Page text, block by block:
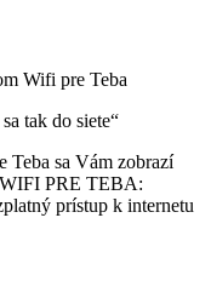
Wifi pre Teba
tak do siete“
Teba sa Vám zobrazí
WIFI PRE TEBA:
prístup k internetu